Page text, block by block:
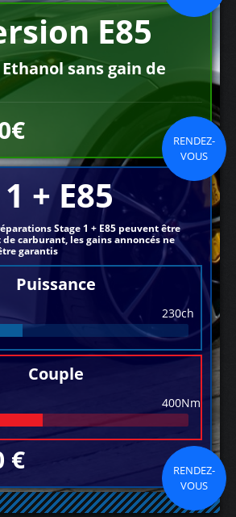
E85
sans gain de
RENDEZ-
VOUS
+ E85
Stage 1 + E85 peuvent être
carburant, les gains annoncés ne
garantis
Puissance
230ch
Couple
400Nm
€
RENDEZ-
VOUS